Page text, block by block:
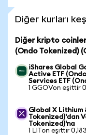
Diğer kurları
Diğer kripto
(Ondo Tokenized)
iShares Global
Active ETF
Services ETF
1 GGOVon eşittir
Global X Lithium
Tokenized)'dan
Tokenized)'na
1 LITon eşittir